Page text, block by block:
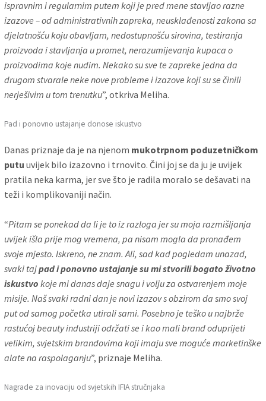
ispravnim i regularnim putem koji je pred mene stavljao razne
izazove – od administrativnih zapreka, neusklađenosti zakona sa
djelatnošću koju obavljam, nedostupnošću sirovina, testiranja
proizvoda i stavljanja u promet, nerazumijevanja kupaca o
proizvodima koje nudim. Nekako su sve te zapreke jedna da
drugom stvarale neke nove probleme i izazove koji su se činili
nerješivim u tom trenutku”, otkriva Meliha.
Pad i ponovno ustajanje donose iskustvo
Danas priznaje da je na njenom mukotrpnom poduzetničkom
putu uvijek bilo izazovno i trnovito. Čini joj se da ju je uvijek
pratila neka karma, jer sve što je radila moralo se dešavati na
teži i komplikovaniji način.
“Pitam se ponekad da li je to iz razloga jer su moja razmišljanja
uvijek išla prije mog vremena, pa nisam mogla da pronađem
svoje mjesto. Iskreno, ne znam. Ali, sad kad pogledam unazad,
svaki tajpad i ponovno ustajanje su mi stvorili bogato životno
iskustvokoje mi danas daje snagu i volju za ostvarenjem moje
misije. Naš svaki radni dan je novi izazov s obzirom da smo svoj
put od samog početka utirali sami. Posebno je teško u najbrže
rastućoj beauty industriji održati se i kao mali brand oduprijeti
velikim, svjetskim brandovima koji imaju sve moguće marketinške
alate na raspolaganju”, priznaje Meliha.
Nagrade za inovaciju od svjetskih IFIA stručnjaka